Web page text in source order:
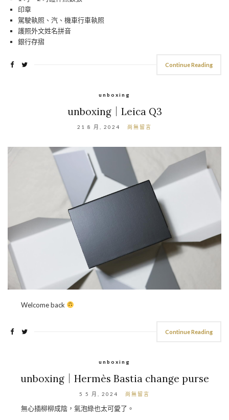
印章
駕駛執照、汽、機車行車執照
護照外文姓名拼音
銀行存摺
Continue Reading
unboxing
unboxing｜Leica Q3
21 8 月, 2024 尚無留言
Welcome back
Continue Reading
unboxing
unboxing｜Hermès Bastia change purse
5 5 月, 2024 尚無留言
無心插柳柳成陰，氣泡綠也太可愛了。